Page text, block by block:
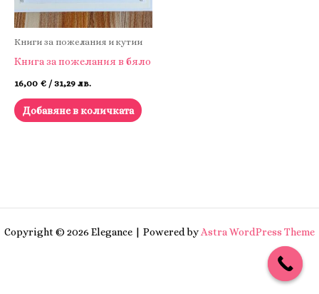
Книги за пожелания и кутии
Книга за пожелания в бяло
16,00 € / 31,29 лв.
Добавяне в количката
Copyright © 2026 Elegance | Powered byAstra WordPress Theme